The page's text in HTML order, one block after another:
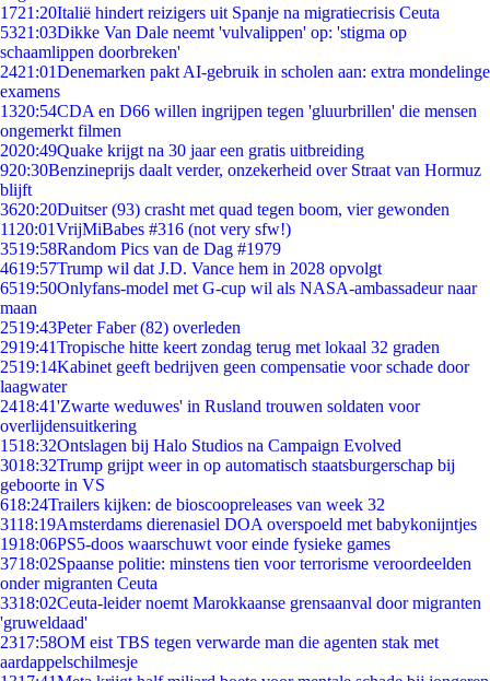
1721:20Italië hindert reizigers uit Spanje na migratiecrisis Ceuta
5321:03Dikke Van Dale neemt 'vulvalippen' op: 'stigma op
schaamlippen doorbreken'
2421:01Denemarken pakt AI-gebruik in scholen aan: extra mondelinge
examens
1320:54CDA en D66 willen ingrijpen tegen 'gluurbrillen' die mensen
ongemerkt filmen
2020:49Quake krijgt na 30 jaar een gratis uitbreiding
920:30Benzineprijs daalt verder, onzekerheid over Straat van Hormuz
blijft
3620:20Duitser (93) crasht met quad tegen boom, vier gewonden
11 20:01VrijMiBabes #316 (not very sfw!)
3519:58Random Pics van de Dag #1979
4619:57Trump wil dat J.D. Vance hem in 2028 opvolgt
6519:50Onlyfans-model met G-cup wil als NASA-ambassadeur naar
maan
2519:43Peter Faber (82) overleden
2919:41Tropische hitte keert zondag terug met lokaal 32 graden
2519:14Kabinet geeft bedrijven geen compensatie voor schade door
laagwater
2418:41'Zwarte weduwes' in Rusland trouwen soldaten voor
overlijdensuitkering
1518:32Ontslagen bij Halo Studios na Campaign Evolved
3018:32Trump grijpt weer in op automatisch staatsburgerschap bij
geboorte in VS
618:24Trailers kijken: de bioscoopreleases van week 32
3118:19Amsterdams dierenasiel DOA overspoeld met babykonijntjes
1918:06PS5-doos waarschuwt voor einde fysieke games
3718:02Spaanse politie: minstens tien voor terrorisme veroordeelden
onder migranten Ceuta
3318:02Ceuta-leider noemt Marokkaanse grensaanval door migranten
'gruweldaad'
2317:58OM eist TBS tegen verwarde man die agenten stak met
aardappelschilmesje